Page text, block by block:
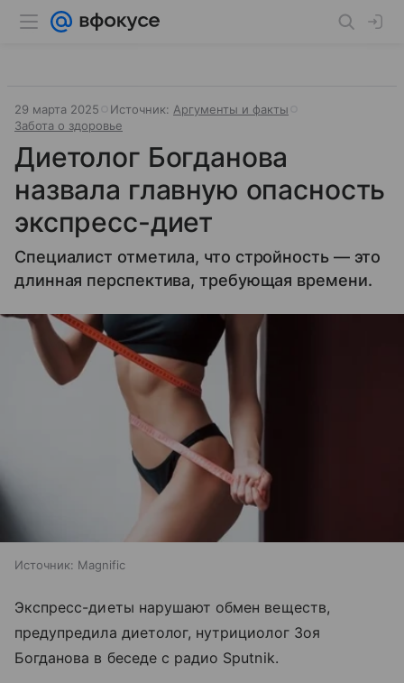
29 марта 2025 Источник: Аргументы и факты
Забота о здоровье
Диетолог Богданова
назвала главную опасность
экспресс-диет
Специалист отметила, что стройность — это
длинная перспектива, требующая времени.
Источник: Magnific
Экспресс-диеты нарушают обмен веществ,
предупредила диетолог, нутрициолог Зоя
Богданова в беседе с радио Sputnik.